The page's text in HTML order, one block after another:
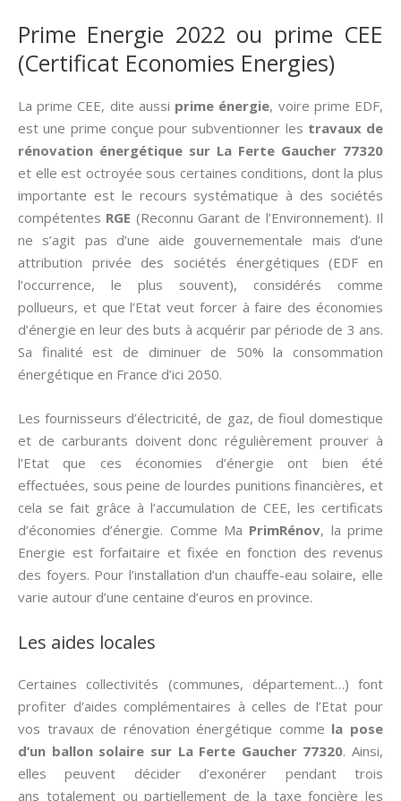
Prime Energie 2022 ou prime CEE
(Certificat Economies Energies)
La prime CEE, dite aussi­ prime énergie, voire prime EDF,
est une prime conçue pour subventionner les travaux de
rénovation énergétique sur La Ferte Gaucher 77320
et elle est octroyée sous certaines conditions, dont la plus
importante est le recours systématique à des sociétés
compétentes RGE (Reconnu Garant de l’Environnement). Il
ne s’agit pas d’une aide gouvernementale mais d’une
attribution privée des sociétés énergétiques (EDF en
l’occurrence, le plus souvent), considérés comme
pollueurs, et que l’Etat veut forcer à faire des économies
d’énergie en leur des buts à acquérir par période de 3 ans.
Sa finalité est de diminuer de 50% la consommation
énergétique en France d’ici 2050.
Les fournisseurs d’électricité, de gaz, de fioul domestique
et de carburants doivent donc régulièrement prouver à
l’Etat que ces économies d’énergie ont bien été
effectuées, sous peine de lourdes punitions financières, et
cela se fait grâce à l’accumulation de CEE, les certificats
d’économies d’énergie. Comme Ma PrimRénov, la prime
Energie est forfaitaire et fixée en fonction des revenus
des foyers. Pour l’installation d’un chauffe-eau solaire, elle
varie autour d’une centaine d’euros en province.
Les aides locales
Certaines collectivités (communes, département…) font
profiter d’aides complémentaires à celles de l’Etat pour
vos travaux de rénovation énergétique comme la pose
d’un ballon solaire sur La Ferte Gaucher 77320. Ainsi,
elles peuvent décider d’exonérer pendant trois
ans totalement ou partiellement de la taxe foncière les